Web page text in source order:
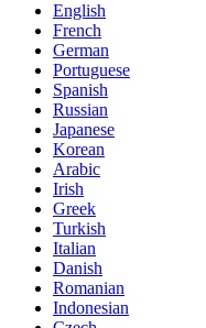
English
French
German
Portuguese
Spanish
Russian
Japanese
Korean
Arabic
Irish
Greek
Turkish
Italian
Danish
Romanian
Indonesian